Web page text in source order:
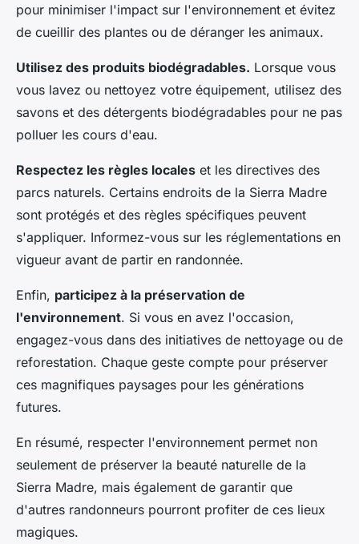
pour minimiser l'impact sur l'environnement et évitez
de cueillir des plantes ou de déranger les animaux.
Utilisez des produits biodégradables. Lorsque vous
vous lavez ou nettoyez votre équipement, utilisez des
savons et des détergents biodégradables pour ne pas
polluer les cours d'eau.
Respectez les règles locales et les directives des
parcs naturels. Certains endroits de la Sierra Madre
sont protégés et des règles spécifiques peuvent
s'appliquer. Informez-vous sur les réglementations en
vigueur avant de partir en randonnée.
Enfin, participez à la préservation de
l'environnement. Si vous en avez l'occasion,
engagez-vous dans des initiatives de nettoyage ou de
reforestation. Chaque geste compte pour préserver
ces magnifiques paysages pour les générations
futures.
En résumé, respecter l'environnement permet non
seulement de préserver la beauté naturelle de la
Sierra Madre, mais également de garantir que
d'autres randonneurs pourront profiter de ces lieux
magiques.